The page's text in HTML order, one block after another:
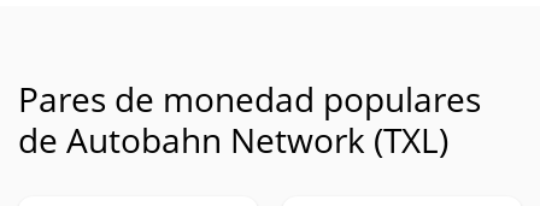
Pares de monedad populares
de Autobahn Network (TXL)